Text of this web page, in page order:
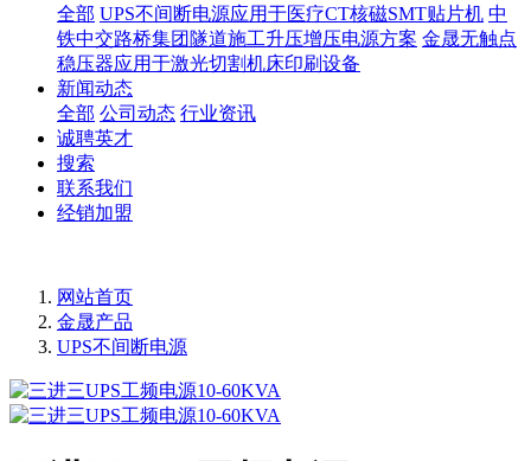
全部 UPS不间断电源应用于医疗CT核磁SMT贴片机 中
铁中交路桥集团隧道施工升压增压电源方案 金晟无触点
稳压器应用于激光切割机床印刷设备
新闻动态
全部 公司动态 行业资讯
诚聘英才
搜索
联系我们
经销加盟
网站首页
金晟产品
UPS不间断电源